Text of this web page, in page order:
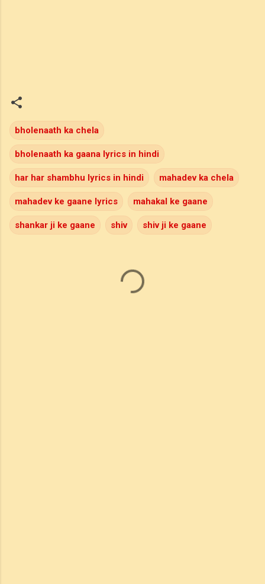
bholenaath ka chela
bholenaath ka gaana lyrics in hindi
har har shambhu lyrics in hindi mahadev ka chela
mahadev ke gaane lyrics mahakal ke gaane
shankar ji ke gaane shiv shiv ji ke gaane